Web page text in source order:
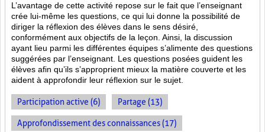
L’avantage de cette activité repose sur le fait que l’enseignant
crée lui-même les questions, ce qui lui donne la possibilité de
diriger la réflexion des élèves dans le sens désiré,
conformément aux objectifs de la leçon. Ainsi, la discussion
ayant lieu parmi les différentes équipes s’alimente des questions
suggérées par l’enseignant. Les questions posées guident les
élèves afin qu’ils s’approprient mieux la matière couverte et les
aident à approfondir leur réflexion sur le sujet.
Participation active (6) Partage (13)
Approfondissement des connaissances (17)